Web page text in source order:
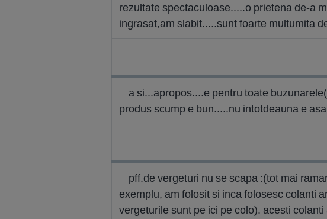
rezultate spectaculoase.....o prietena de-a
ingrasat,am slabit.....sunt foarte multumita
a si...apropos....e pentru toate
produs scump e bun.....nu intotdeauna e
pff.de vergeturi nu se scapa :(tot mai
exemplu, am folosit si inca folosesc colanti
vergeturile sunt pe ici pe colo). acesti